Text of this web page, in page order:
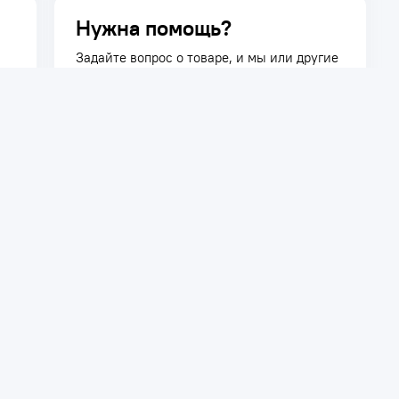
Нужна помощь?
Задайте вопрос о товаре, и мы или другие